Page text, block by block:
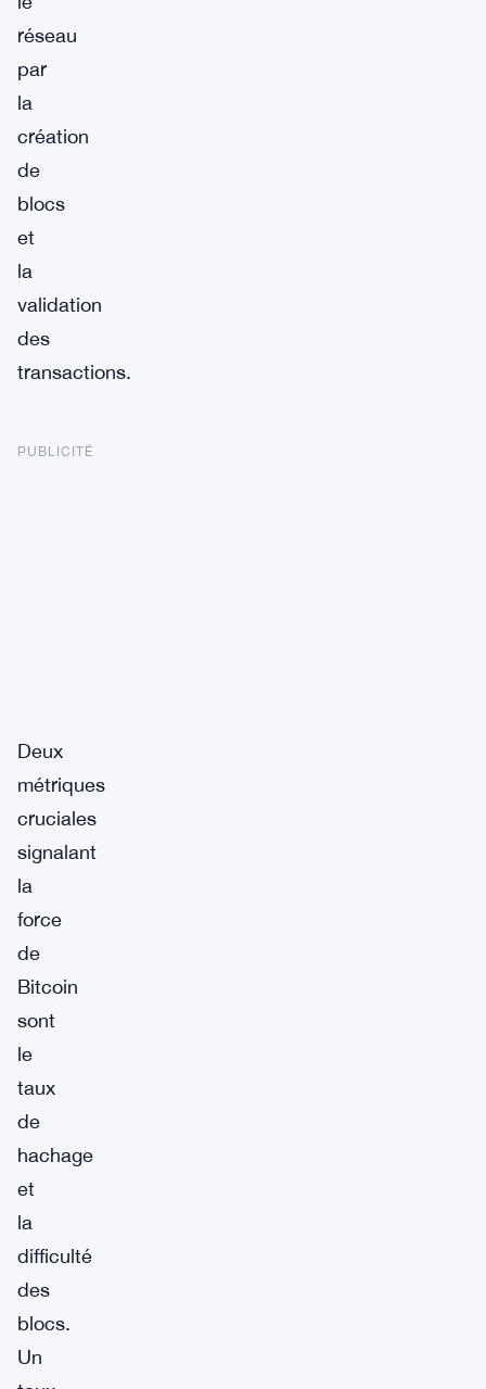
réseau
par
la
création
de
blocs
et
la
validation
des
transactions.
PUBLICITÉ
Deux
métriques
cruciales
signalant
la
force
de
Bitcoin
sont
le
taux
de
hachage
et
la
difficulté
des
blocs.
Un